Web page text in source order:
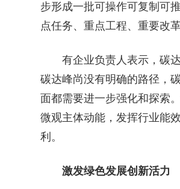
步形成一批可操作可复制可
点任务、重点工程、重要改
有企业负责人表示，碳达
碳达峰尚没有明确的路径，
面都需要进一步强化和探索
微观主体动能，发挥行业能
利。
激发绿色发展创新活力